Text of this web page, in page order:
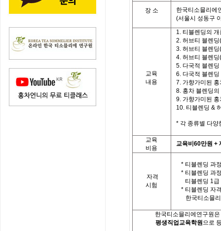
장 소
한국티소믈리에
(서울시 성동구
교육
내용
1. 티블렌딩의 개
2. 허브티 블렌딩
3. 허브티 블렌딩
4. 허브티 블렌딩
5. 다국적 블렌
6. 다국적 블렌
7. 가향가미된
8. 홍차 블렌딩의
9. 가향가미된
10.티 블렌딩 &
* 각 종류별 다양
교육
비용
교육비 60만원 +
자격
시험
* 티블렌딩 과
* 티블렌딩 과
티블렌딩 1급
* 티블렌딩 자
한국티소믈
한국티소믈리에연구원
평생직업교육학원으로